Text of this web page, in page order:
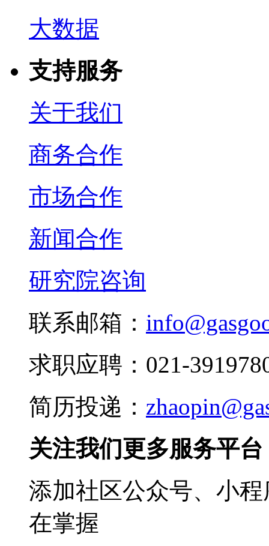
大数据
支持服务
关于我们
商务合作
市场合作
新闻合作
研究院咨询
联系邮箱：
求职应聘：021-
简历投递：
关注我们更多服务平台
添加社区公众号、小
在掌握